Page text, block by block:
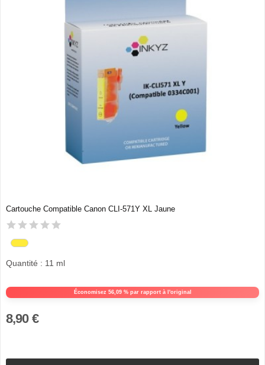
Cartouche Compatible Canon CLI-571Y XL Jaune
Économisez 56,09 % par rapport à l'original
Quantité : 11 ml
8,90 €